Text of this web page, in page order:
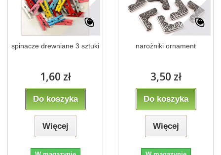
spinacze drewniane 3 sztuki
1,60 zł
Do koszyka
Więcej
narożniki ornament
3,50 zł
Do koszyka
Więcej